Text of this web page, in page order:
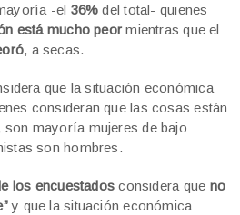
-el 36% del total- quienes
está mucho peor mientras que el
, a secas.
que la situación económica
consideran que las cosas están
son mayoría mujeres de bajo
son hombres.
los encuestados considera que no
y que la situación económica